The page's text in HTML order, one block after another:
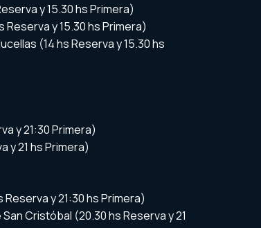
y 15.30 hs Primera)
y 15.30 hs Primera)
(14 hs Reserva y 15.30 hs
y 21:30 Primera)
y 21 hs Primera)
y 21:30 hs Primera)
Cristóbal (20.30 hs Reserva y 21